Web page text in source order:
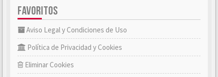
FAVORITOS
Aviso Legal y Condiciones de Uso
Política de Privacidad y Cookies
Eliminar Cookies